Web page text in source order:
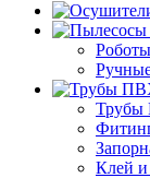
Клей